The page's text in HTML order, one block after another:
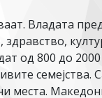
Владата
од 800 до
семејства.
места.